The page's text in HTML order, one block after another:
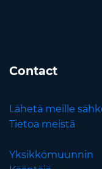
Contact
Lähetä meille
Tietoa meistä
Yksikkömuunnin